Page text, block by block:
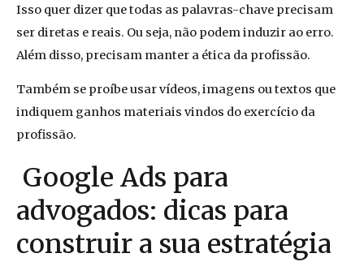
Isso quer dizer que todas as palavras-chave precisam
ser diretas e reais. Ou seja, não podem induzir ao erro.
Além disso, precisam manter a ética da profissão.
Também se proíbe usar vídeos, imagens ou textos que
indiquem ganhos materiais vindos do exercício da
profissão.
Google Ads para
advogados: dicas para
construir a sua estratégia